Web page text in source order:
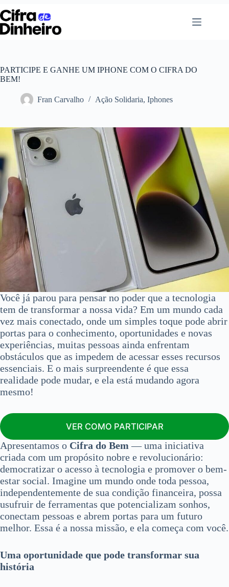
Pular
para
o
conteúdo
PARTICIPE E GANHE UM IPHONE COM O CIFRA DO
BEM!
Fran Carvalho Ação Solidaria, Iphones
Você já parou para pensar no poder que a tecnologia
tem de transformar a nossa vida? Em um mundo cada
vez mais conectado, onde um simples toque pode abrir
portas para o conhecimento, oportunidades e novas
experiências, muitas pessoas ainda enfrentam
obstáculos que as impedem de acessar esses recursos
essenciais. E o mais surpreendente é que essa
realidade pode mudar, e ela está mudando agora
mesmo!
VER COMO PARTICIPAR
Apresentamos o Cifra do Bem — uma iniciativa
criada com um propósito nobre e revolucionário:
democratizar o acesso à tecnologia e promover o bem-
estar social. Imagine um mundo onde toda pessoa,
independentemente de sua condição financeira, possa
usufruir de ferramentas que potencializam sonhos,
conectam pessoas e abrem portas para um futuro
melhor. Essa é a nossa missão, e ela começa com você.
Uma oportunidade que pode transformar sua
história